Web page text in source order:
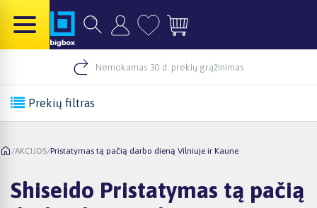
Nemokamas 30 d. prekių grąžinimas
Prekių filtras
/AKCIJOS/Pristatymas tą pačią darbo dieną Vilniuje ir Kaune
Shiseido Pristatymas tą pačią